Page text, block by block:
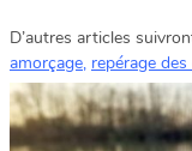
D’autres articles
amorçage, repérage